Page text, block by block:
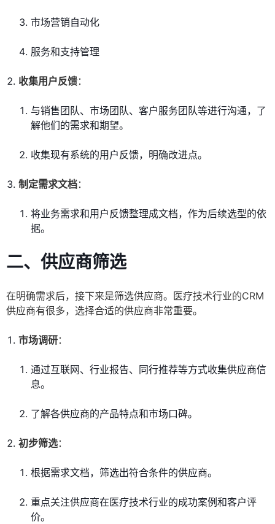
市场营销自动化
服务和支持管理
收集用户反馈：
与销售团队、市场团队、客户服务团队等进行沟通，了
解他们的需求和期望。
收集现有系统的用户反馈，明确改进点。
制定需求文档：
将业务需求和用户反馈整理成文档，作为后续选型的依
据。
二、供应商筛选
在明确需求后，接下来是筛选供应商。医疗技术行业的CRM
供应商有很多，选择合适的供应商非常重要。
市场调研：
通过互联网、行业报告、同行推荐等方式收集供应商信
息。
了解各供应商的产品特点和市场口碑。
初步筛选：
根据需求文档，筛选出符合条件的供应商。
重点关注供应商在医疗技术行业的成功案例和客户评
价。